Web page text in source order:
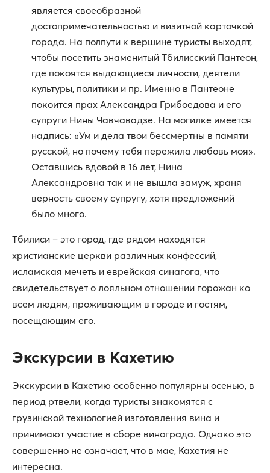
является своеобразной
достопримечательностью и визитной карточкой
города. На полпути к вершине туристы выходят,
чтобы посетить знаменитый Тбилисский Пантеон,
где покоятся выдающиеся личности, деятели
культуры, политики и пр. Именно в Пантеоне
покоится прах Александра Грибоедова и его
супруги Нины Чавчавадзе. На могилке имеется
надпись: «Ум и дела твои бессмертны в памяти
русской, но почему тебя пережила любовь моя».
Оставшись вдовой в 16 лет, Нина
Александровна так и не вышла замуж, храня
верность своему супругу, хотя предложений
было много.
Тбилиси – это город, где рядом находятся
христианские церкви различных конфессий,
исламская мечеть и еврейская синагога, что
свидетельствует о лояльном отношении горожан ко
всем людям, проживающим в городе и гостям,
посещающим его.
Экскурсии в Кахетию
Экскурсии в Кахетию особенно популярны осенью, в
период ртвели, когда туристы знакомятся с
грузинской технологией изготовления вина и
принимают участие в сборе винограда. Однако это
совершенно не означает, что в мае, Кахетия не
интересна.